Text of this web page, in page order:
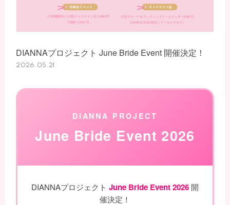
DIANNAプロジェクト June Bride Event 開催決定！
2026.05.21
DIANNA PROJECT
June Bride Event 2026
DIANNAプロジェクト June Bride Event 2026 開
催決定！